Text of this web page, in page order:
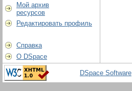
Мой архив
ресурсов
Редактировать профиль
Справка
О DSpace
DSpace Software